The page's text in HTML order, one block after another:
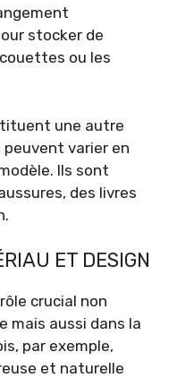
stocker de
ou les
une autre
varier en
Ils sont
des livres
ET DESIGN
crucial non
mais aussi dans la
par exemple,
et naturelle